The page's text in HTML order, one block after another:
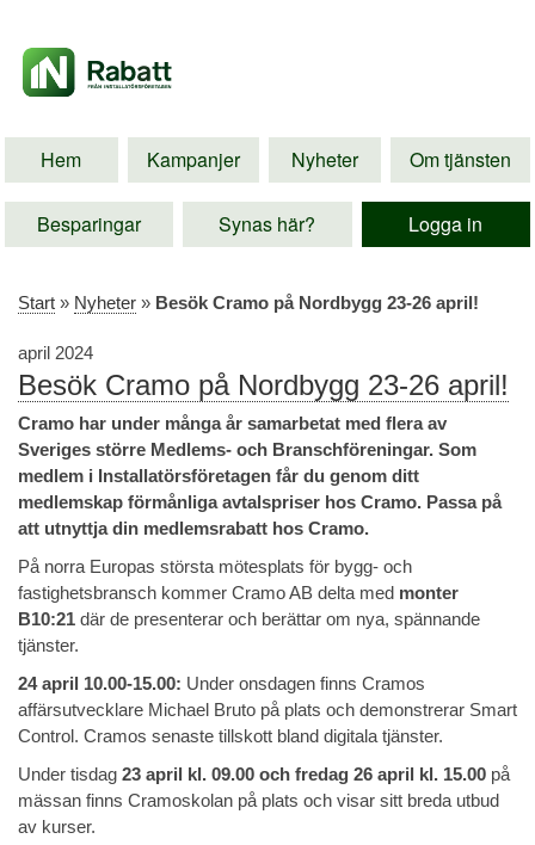
Hem Kampanjer Nyheter Om tjänsten
Besparingar Synas här? Logga in
Start » Nyheter » Besök Cramo på Nordbygg 23-26 april!
april 2024
Besök Cramo på Nordbygg 23-26 april!
Cramo har under många år samarbetat med flera av
Sveriges större Medlems- och Branschföreningar. Som
medlem i Installatörsföretagen får du genom ditt
medlemskap förmånliga avtalspriser hos Cramo. Passa på
att utnyttja din medlemsrabatt hos Cramo.
På norra Europas största mötesplats för bygg- och
fastighetsbransch kommer Cramo AB delta med monter
B10:21 där de presenterar och berättar om nya, spännande
tjänster.
24 april 10.00-15.00: Under onsdagen finns Cramos
affärsutvecklare Michael Bruto på plats och demonstrerar Smart
Control. Cramos senaste tillskott bland digitala tjänster.
Under tisdag 23 april kl. 09.00 och fredag 26 april kl. 15.00 på
mässan finns Cramoskolan på plats och visar sitt breda utbud
av kurser.